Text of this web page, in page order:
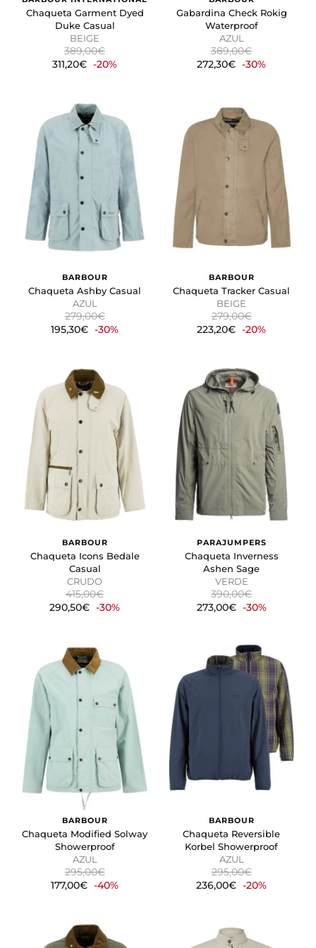
Chaqueta Garment Dyed
Duke Casual
BEIGE
389,00€
311,20€ -20%
Gabardina Check Rokig
Waterproof
AZUL
389,00€
272,30€ -30%
BARBOUR
Chaqueta Ashby Casual
AZUL
279,00€
195,30€ -30%
BARBOUR
Chaqueta Tracker Casual
BEIGE
279,00€
223,20€ -20%
BARBOUR
Chaqueta Icons Bedale
Casual
CRUDO
415,00€
290,50€ -30%
PARAJUMPERS
Chaqueta Inverness
Ashen Sage
VERDE
390,00€
273,00€ -30%
BARBOUR
Chaqueta Modified Solway
Showerproof
AZUL
295,00€
177,00€ -40%
BARBOUR
Chaqueta Reversible
Korbel Showerproof
AZUL
295,00€
236,00€ -20%
CONFIGURACIÓN DE COOKIES